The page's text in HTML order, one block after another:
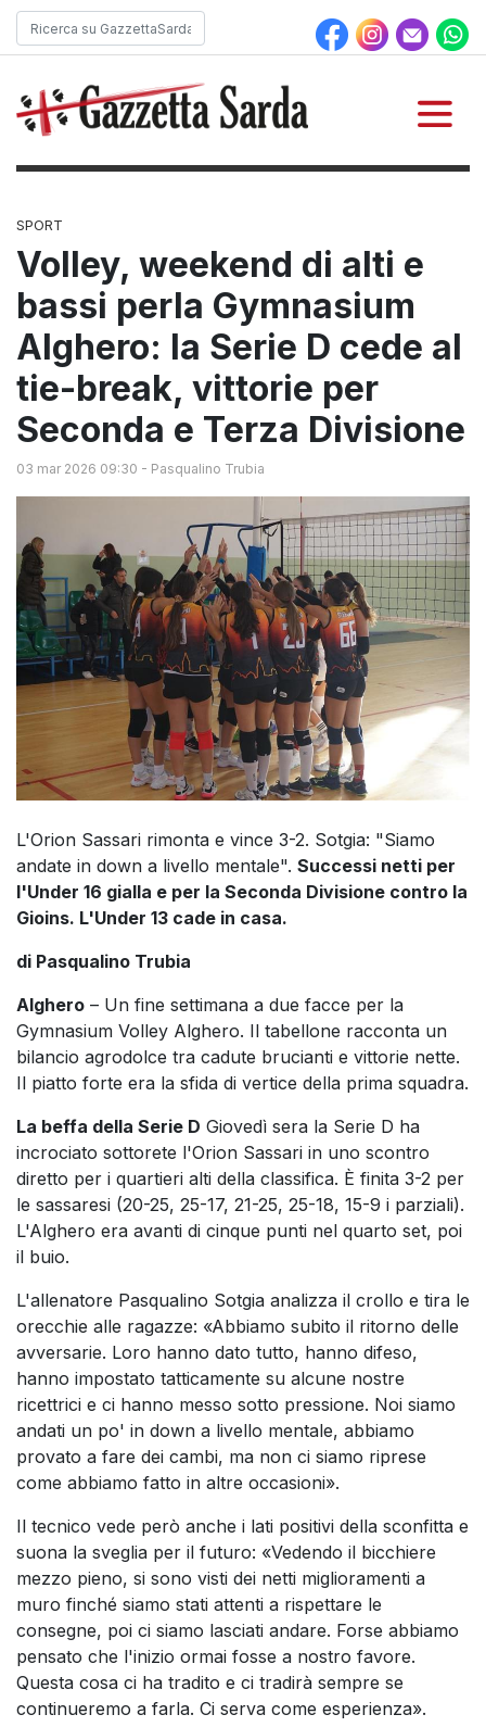
SPORT
Volley, weekend di alti e
bassi perla Gymnasium
Alghero: la Serie D cede al
tie-break, vittorie per
Seconda e Terza Divisione
03 mar 2026 09:30 - Pasqualino Trubia
L'Orion Sassari rimonta e vince 3-2. Sotgia: "Siamo
andate in down a livello mentale". Successi netti per
l'Under 16 gialla e per la Seconda Divisione contro la
Gioins. L'Under 13 cade in casa.
di Pasqualino Trubia
Alghero – Un fine settimana a due facce per la
Gymnasium Volley Alghero. Il tabellone racconta un
bilancio agrodolce tra cadute brucianti e vittorie nette.
Il piatto forte era la sfida di vertice della prima squadra.
La beffa della Serie D Giovedì sera la Serie D ha
incrociato sottorete l'Orion Sassari in uno scontro
diretto per i quartieri alti della classifica. È finita 3-2 per
le sassaresi (20-25, 25-17, 21-25, 25-18, 15-9 i parziali).
L'Alghero era avanti di cinque punti nel quarto set, poi
il buio.
L'allenatore Pasqualino Sotgia analizza il crollo e tira le
orecchie alle ragazze: «Abbiamo subito il ritorno delle
avversarie. Loro hanno dato tutto, hanno difeso,
hanno impostato tatticamente su alcune nostre
ricettrici e ci hanno messo sotto pressione. Noi siamo
andati un po' in down a livello mentale, abbiamo
provato a fare dei cambi, ma non ci siamo riprese
come abbiamo fatto in altre occasioni».
Il tecnico vede però anche i lati positivi della sconfitta e
suona la sveglia per il futuro: «Vedendo il bicchiere
mezzo pieno, si sono visti dei netti miglioramenti a
muro finché siamo stati attenti a rispettare le
consegne, poi ci siamo lasciati andare. Forse abbiamo
pensato che l'inizio ormai fosse a nostro favore.
Questa cosa ci ha tradito e ci tradirà sempre se
continueremo a farla. Ci serva come esperienza».